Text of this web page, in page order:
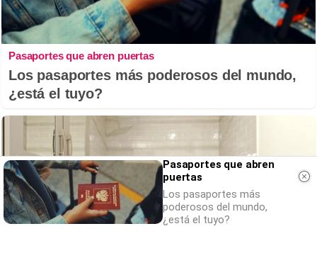
Pasaportes que abren puertas
Los pasaportes más poderosos del mundo,
¿está el tuyo?
Pasaportes que abren
puertas
Los pasaportes más
poderosos del mundo,
¿está el tuyo?